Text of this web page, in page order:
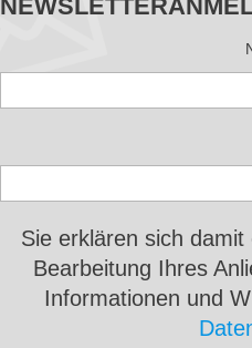
Sie erklären sich
Bearbeitung Ihres
Informationen und